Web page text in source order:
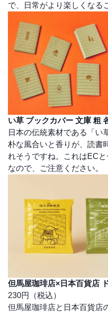
で、日常がより楽しくなる
い草 ブックカバー 文庫 粗
日本の伝統素材である「い
朴な風合いと香りが、読書
れそうですね。これはEC
なので、ご注意ください。
但馬屋珈琲店×日本百貨店
230円（税込）
但馬屋珈琲店と日本百貨店